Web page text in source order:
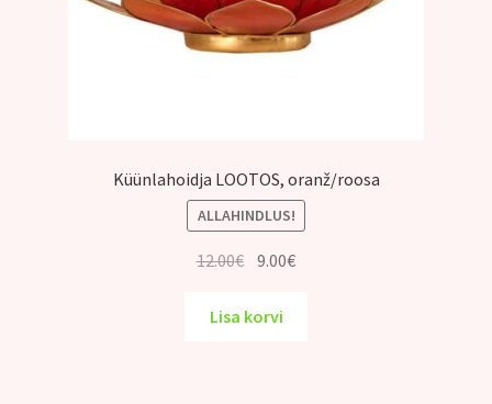
Küünlahoidja LOOTOS, oranž/roosa
ALLAHINDLUS!
12.00€ Algne
oli:
9.00€Praegune
Lisa korvi